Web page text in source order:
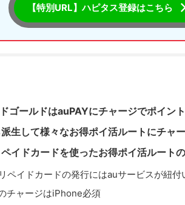
【特別URL】ハピタス登録はこちら
ゴールドはauPAYにチャージでポイン
生して様々なお得ポイ活ルートにチャ
イドカードを使ったお得ポイ活ルート
ペイドカードの発行にはauサービスが紐
チャージはiPhone必須